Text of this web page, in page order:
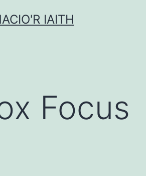
IAITH
Focus